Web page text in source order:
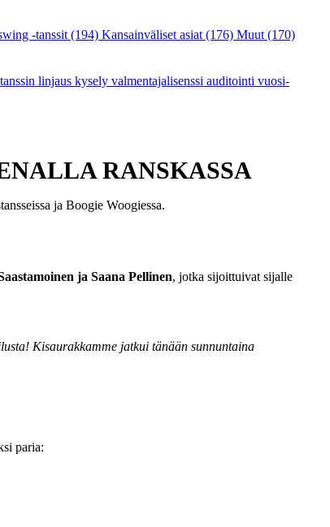
-tanssit (194) Kansainväliset asiat (176) Muut (170)
linjaus kysely valmentajalisenssi auditointi vuosi-
RANSKASSA
ja Boogie Woogiessa.
ja Saana Pellinen, jotka sijoittuivat sijalle
Kisaurakkamme jatkui tänään sunnuntaina
paria: